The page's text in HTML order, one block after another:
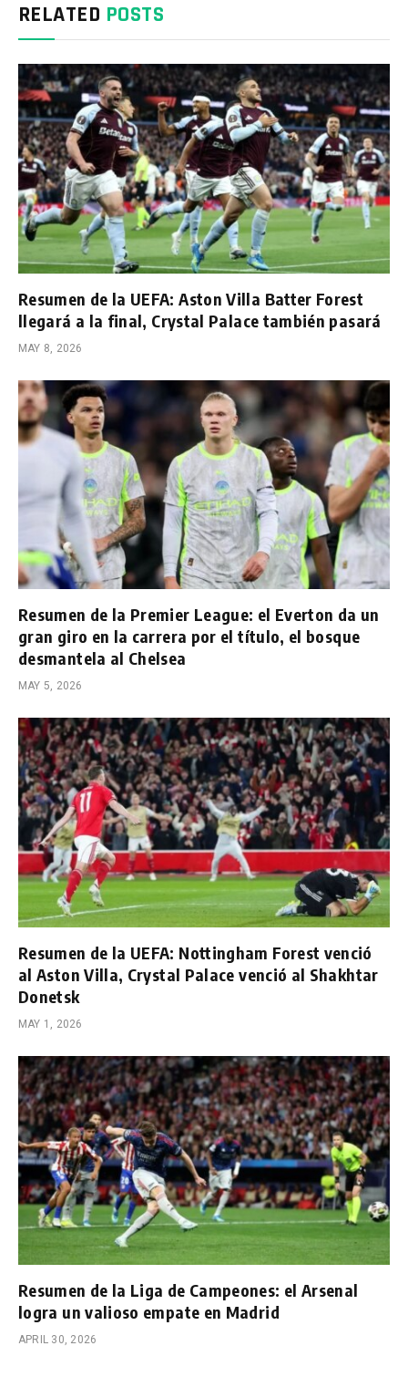
RELATED POSTS
Resumen de la UEFA: Aston Villa Batter Forest
llegará a la final, Crystal Palace también pasará
MAY 8, 2026
Resumen de la Premier League: el Everton da un
gran giro en la carrera por el título, el bosque
desmantela al Chelsea
MAY 5, 2026
Resumen de la UEFA: Nottingham Forest venció
al Aston Villa, Crystal Palace venció al Shakhtar
Donetsk
MAY 1, 2026
Resumen de la Liga de Campeones: el Arsenal
logra un valioso empate en Madrid
APRIL 30, 2026